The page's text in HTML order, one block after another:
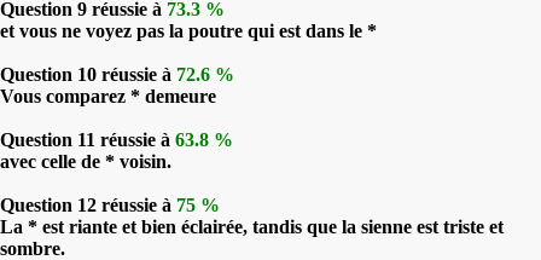
Question 9 réussie à 73.3 %
et vous ne voyez pas la poutre qui est dans le *
Question 10 réussie à 72.6 %
Vous comparez * demeure
Question 11 réussie à 63.8 %
avec celle de * voisin.
Question 12 réussie à 75 %
La * est riante et bien éclairée, tandis que la sienne est triste et
sombre.